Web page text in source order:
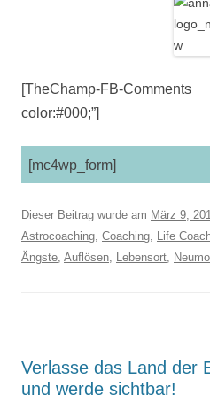
[TheChamp-FB-
color:#000;”]
[mc4wp_form]
Dieser Beitrag wurde am März 9,
Astrocoaching, Coaching, Life
Ängste, Auflösen, Lebensort,
Verlasse das Land der
und werde sichtbar!